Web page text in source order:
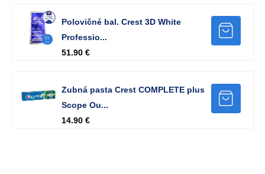
Polovičné bal. Crest 3D White
Professio...
51.90 €
Zubná pasta Crest COMPLETE plus
Scope Ou...
14.90 €